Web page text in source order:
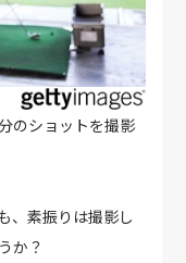
のショットを撮影
、素振りは撮影し
か？